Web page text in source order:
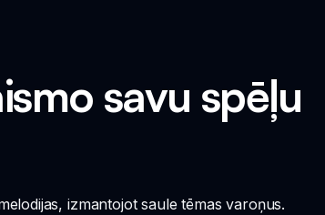
savu spēļu
izmantojot saule tēmas varoņus.